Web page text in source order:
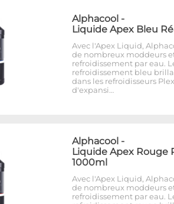
Alphacool -
Liquide Apex Bleu
Avec l'Apex Liquid,
de nombreux moddeurs
refroidissement par eau.
refroidissement bleu
dans les refroidisseurs
d'expansi…
Alphacool -
Liquide Apex Rouge
1000ml
Avec l'Apex Liquid,
de nombreux moddeurs
refroidissement par eau.